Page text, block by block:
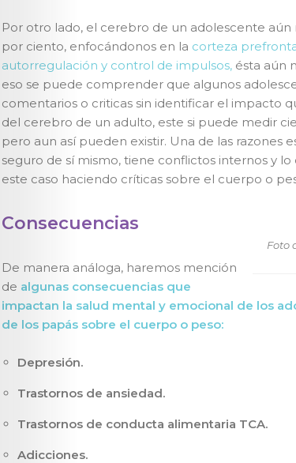
Kathartiko
Artículos
Posdata:
Vivir
genuinamente
Aparta
tu
cita
Suscríbete
Por otro lado, el cerebro de un adolescente aún
por ciento, enfocándonos en la corteza
autorregulación y control de impulsos,ésta aún
eso se puede comprender que algunos
comentarios o criticas sin identificar el impacto
del cerebro de un adulto, este si puede medir
pero aun así pueden existir. Una de las razones
seguro de sí mismo, tiene conflictos internos y lo
este caso haciendo críticas sobre el cuerpo o
Foto
Consecuencias
De manera análoga, haremos mención
de algunas consecuencias que
impactan la salud mental y emocional de los
de los papás sobre el cuerpo o peso:
Depresión.
Trastornos de ansiedad.
Trastornos de conducta alimentaria TCA.
Adicciones.